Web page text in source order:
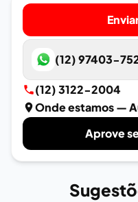
(12) 97403-
(12) 3122-2004
Onde estamos—
Aprove